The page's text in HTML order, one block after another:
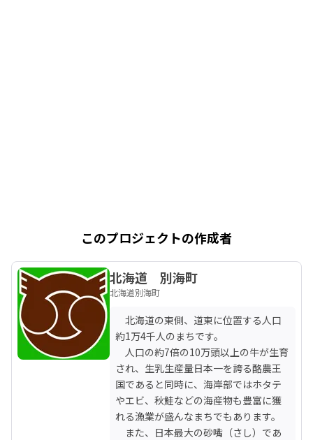
このプロジェクトの作成者
北海道 別海町
北海道別海町
北海道の東側、道東に位置する人口
約1万4千人のまちです。
人口の約7倍の10万頭以上の牛が生育
され、生乳生産量日本一を誇る酪農王
国であると同時に、海岸部ではホタテ
やエビ、秋鮭などの海産物も豊富に獲
れる漁業が盛んなまちでもあります。
また、日本最大の砂嘴（さし）であ